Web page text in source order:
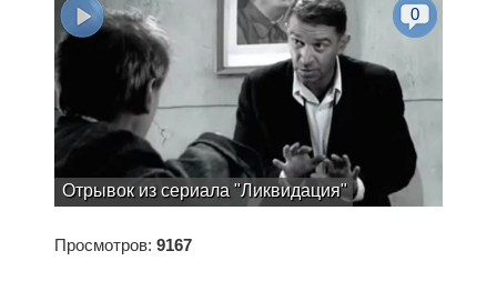
Отрывок из сериала "Ликвидация"
0
Просмотров: 9167